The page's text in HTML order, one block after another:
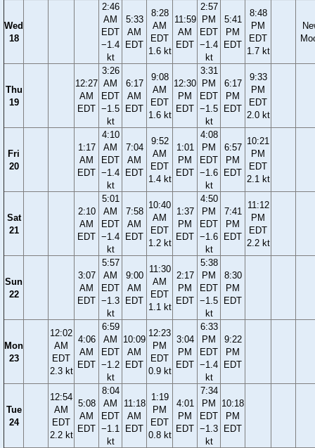
Wed
18
2:46
AM
EDT
−1.4
kt
5:33
AM
EDT
8:28
AM
EDT
1.6 kt
11:59
AM
EDT
2:57
PM
EDT
−1.4
kt
5:41
PM
EDT
8:48
PM
EDT
1.7 kt
Thu
19
12:27
AM
EDT
3:26
AM
EDT
−1.5
kt
6:17
AM
EDT
9:08
AM
EDT
1.6 kt
12:30
PM
EDT
3:31
PM
EDT
−1.5
kt
6:17
PM
EDT
9:33
PM
EDT
2.0 kt
Fri
20
1:17
AM
EDT
4:10
AM
EDT
−1.4
kt
7:04
AM
EDT
9:52
AM
EDT
1.4 kt
1:01
PM
EDT
4:08
PM
EDT
−1.6
kt
6:57
PM
EDT
10:21
PM
EDT
2.1 kt
Sat
21
2:10
AM
EDT
5:01
AM
EDT
−1.4
kt
7:58
AM
EDT
10:40
AM
EDT
1.2 kt
1:37
PM
EDT
4:50
PM
EDT
−1.6
kt
7:41
PM
EDT
11:12
PM
EDT
2.2 kt
Sun
22
3:07
AM
EDT
5:57
AM
EDT
−1.3
kt
9:00
AM
EDT
11:30
AM
EDT
1.1 kt
2:17
PM
EDT
5:38
PM
EDT
−1.5
kt
8:30
PM
EDT
Mon
23
12:02
AM
EDT
2.3 kt
4:06
AM
EDT
6:59
AM
EDT
−1.2
kt
10:09
AM
EDT
12:23
PM
EDT
0.9 kt
3:04
PM
EDT
6:33
PM
EDT
−1.4
kt
9:22
PM
EDT
Tue
24
12:54
AM
EDT
2.2 kt
5:08
AM
EDT
8:04
AM
EDT
−1.1
kt
11:18
AM
EDT
1:19
PM
EDT
0.8 kt
4:01
PM
EDT
7:34
PM
EDT
−1.3
kt
10:18
PM
EDT